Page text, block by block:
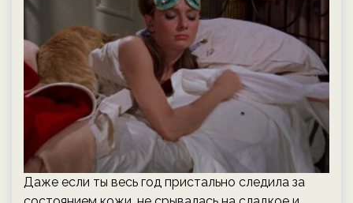
Даже если ты весь год пристально следила за